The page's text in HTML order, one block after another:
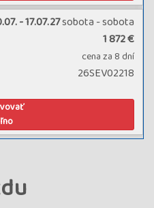
- 17.07.27sobota - sobota
26SEV02218
1 872 €
cena za 8 dní